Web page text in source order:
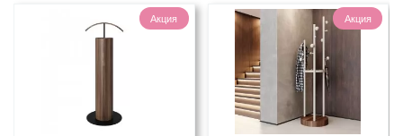
Акция Акция